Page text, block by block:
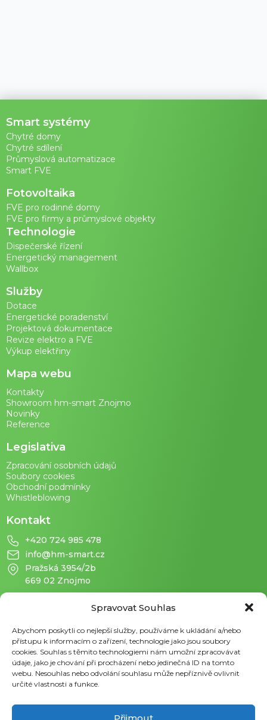
Spravovat Souhlas
Abychom poskytli co nejlepší služby, používáme k ukládání a/nebo
přístupu k informacím o zařízení, technologie jako jsou soubory
cookies. Souhlas s těmito technologiemi nám umožní zpracovávat
údaje, jako je chování při procházení nebo jedinečná ID na tomto
webu. Nesouhlas nebo odvolání souhlasu může nepříznivě ovlivnit
určité vlastnosti a funkce.
Přijmout
Smart systémy
Chytré domy
Chytré sdílení
Průmyslová automatizace
Smart FVE
Fotovoltaika
FVE pro rodinné domy
FVE pro firmy a průmyslové objekty
Technologie
Dispečerské řízení
Energetický management
Wallbox
Služby
Dotace
Energetické poradenství
Projektová dokumentace
Revize elektro a FVE
Výkup elektřiny
Mapa webu
Kontakty
Showroom hm-smart Znojmo
Novinky
Reference
Legislativa
Zpracování osobních údajů
Soubory cookies
Obchodní podmínky
Whistleblowing
Kontakt
+420 724 985 478
info@hm-smart.cz
Pražská 3954/2b
669 02 Znojmo